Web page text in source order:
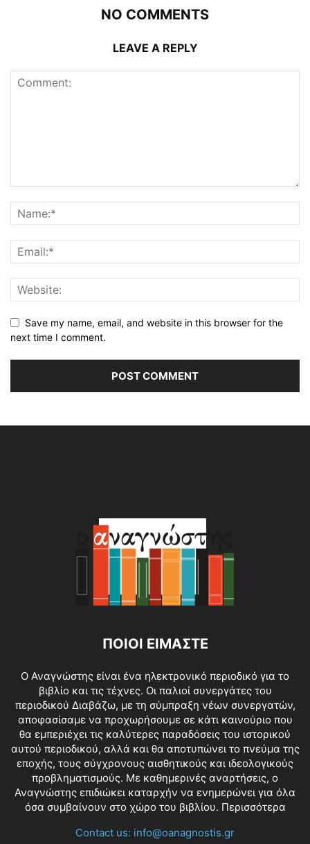
NO COMMENTS
LEAVE A REPLY
Save my name, email, and website in this browser for the
next time I comment.
ΠΟΙΟΙ ΕΙΜΑΣΤΕ
O Αναγνώστης είναι ένα ηλεκτρονικό περιοδικό για το
βιβλίο και τις τέχνες. Οι παλιοί συνεργάτες του
περιοδικού Διαβάζω, με τη σύμπραξη νέων συνεργατών,
αποφασίσαμε να προχωρήσουμε σε κάτι καινούριο που
θα εμπεριέχει τις καλύτερες παραδόσεις του ιστορικού
αυτού περιοδικού, αλλά και θα αποτυπώνει το πνεύμα της
εποχής, τους σύγχρονους αισθητικούς και ιδεολογικούς
προβληματισμούς. Με καθημερινές αναρτήσεις, ο
Αναγνώστης επιδιώκει καταρχήν να ενημερώνει για όλα
όσα συμβαίνουν στο χώρο του βιβλίου. Περισσότερα
Contact us: info@oanagnostis.gr